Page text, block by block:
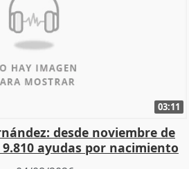
03:11
desde noviembre de
ayudas por nacimiento